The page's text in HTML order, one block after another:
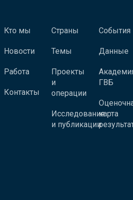
Кто мы
Новости
Работа
Контакты
Страны
Темы
Проекты
и
операции
Исследования
и публикации
События
Данные
ГВБ
карта